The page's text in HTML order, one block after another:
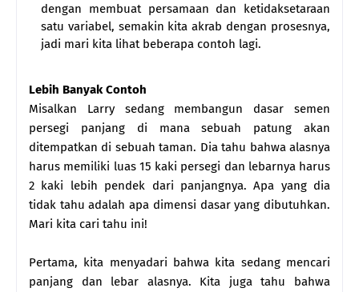
dengan membuat persamaan dan ketidaksetaraan
satu variabel, semakin kita akrab dengan prosesnya,
jadi mari kita lihat beberapa contoh lagi.
Lebih Banyak Contoh
Misalkan Larry sedang membangun dasar semen
persegi panjang di mana sebuah patung akan
ditempatkan di sebuah taman. Dia tahu bahwa alasnya
harus memiliki luas 15 kaki persegi dan lebarnya harus
2 kaki lebih pendek dari panjangnya. Apa yang dia
tidak tahu adalah apa dimensi dasar yang dibutuhkan.
Mari kita cari tahu ini!
Pertama, kita menyadari bahwa kita sedang mencari
panjang dan lebar alasnya. Kita juga tahu bahwa